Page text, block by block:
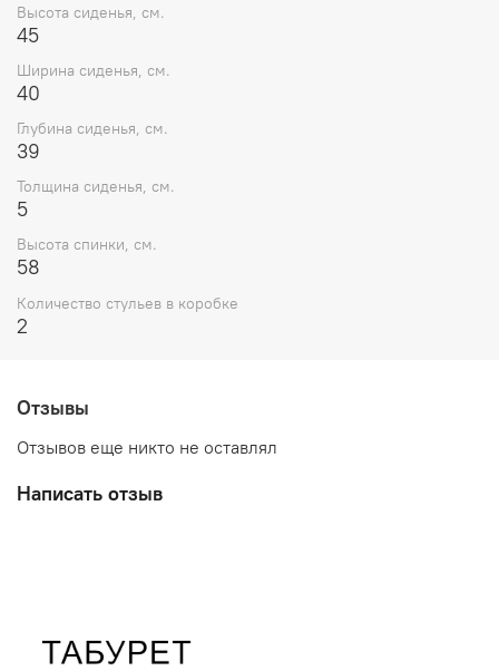
Высота сиденья, см.
45
Ширина сиденья, см.
40
Глубина сиденья, см.
39
Толщина сиденья, см.
5
Высота спинки, см.
58
Количество стульев в коробке
2
Отзывы
Отзывов еще никто не оставлял
Написать отзыв